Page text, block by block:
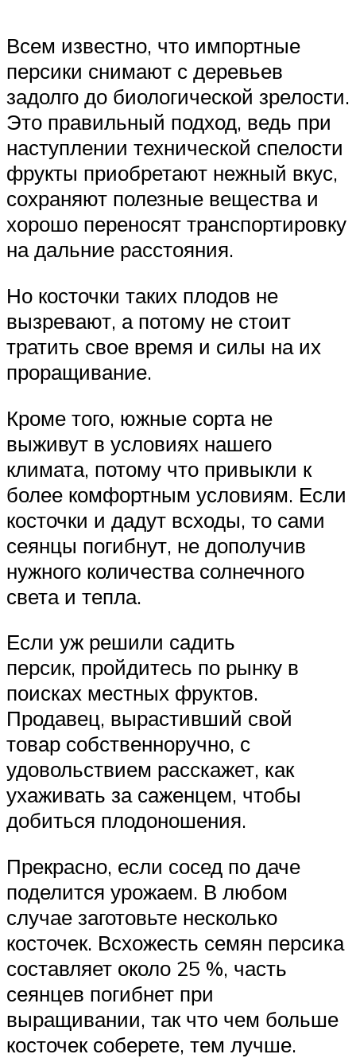
Всем известно, что импортные
персики снимают с деревьев
задолго до биологической зрелости.
Это правильный подход, ведь при
наступлении технической спелости
фрукты приобретают нежный вкус,
сохраняют полезные вещества и
хорошо переносят транспортировку
на дальние расстояния.
Но косточки таких плодов не
вызревают, а потому не стоит
тратить свое время и силы на их
проращивание.
Кроме того, южные сорта не
выживут в условиях нашего
климата, потому что привыкли к
более комфортным условиям. Если
косточки и дадут всходы, то сами
сеянцы погибнут, не дополучив
нужного количества солнечного
света и тепла.
Если уж решили садить
персик, пройдитесь по рынку в
поисках местных фруктов.
Продавец, вырастивший свой
товар собственноручно, с
удовольствием расскажет, как
ухаживать за саженцем, чтобы
добиться плодоношения.
Прекрасно, если сосед по даче
поделится урожаем. В любом
случае заготовьте несколько
косточек. Всхожесть семян персика
составляет около 25 %, часть
сеянцев погибнет при
выращивании, так что чем больше
косточек соберете, тем лучше.